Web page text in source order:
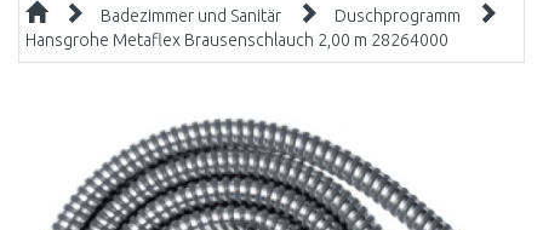
Badezimmer und Sanitär
Duschprogramm
Hansgrohe Metaflex Brausenschlauch 2,00 m 28264000